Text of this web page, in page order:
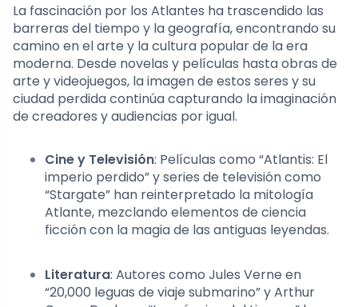
La fascinación por los Atlantes ha trascendido las
barreras del tiempo y la geografía, encontrando su
camino en el arte y la cultura popular de la era
moderna. Desde novelas y películas hasta obras de
arte y videojuegos, la imagen de estos seres y su
ciudad perdida continúa capturando la imaginación
de creadores y audiencias por igual.
Cine y Televisión: Películas como “Atlantis: El
imperio perdido” y series de televisión como
“Stargate” han reinterpretado la mitología
Atlante, mezclando elementos de ciencia
ficción con la magia de las antiguas leyendas.
Literatura: Autores como Jules Verne en
“20,000 leguas de viaje submarino” y Arthur